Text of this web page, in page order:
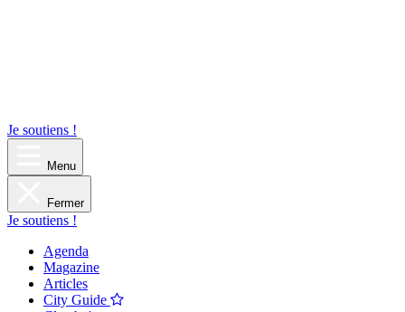
Je soutiens !
Menu
Fermer
Je soutiens !
Agenda
Magazine
Articles
City Guide